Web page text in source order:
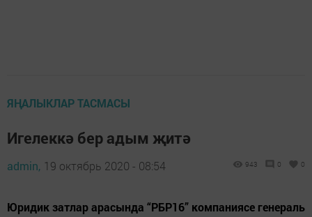
ЯҢАЛЫКЛАР ТАСМАСЫ
Игелеккә бер адым җитә
admin, 19 октябрь 2020 - 08:54 943 0 0
Юридик затлар арасында “РБР16” компаниясе генераль